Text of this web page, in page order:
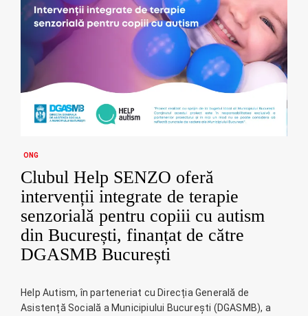
ONG
Clubul Help SENZO oferă
intervenții integrate de terapie
senzorială pentru copiii cu autism
din București, finanțat de către
DGASMB București
Help Autism, în parteneriat cu Direcția Generală de
Asistență Socială a Municipiului București (DGASMB), a